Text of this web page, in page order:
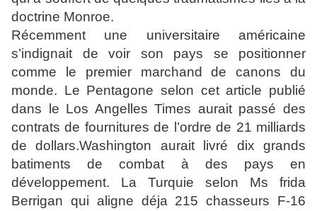
doctrine Monroe.
Récemment une universitaire américaine
s’indignait de voir son pays se positionner
comme le premier marchand de canons du
monde. Le Pentagone selon cet article publié
dans le Los Angelles Times aurait passé des
contrats de fournitures de l’ordre de 21 milliards
de dollars.Washington aurait livré dix grands
batiments de combat à des pays en
développement. La Turquie selon Ms frida
Berrigan qui aligne déja 215 chasseurs F-16